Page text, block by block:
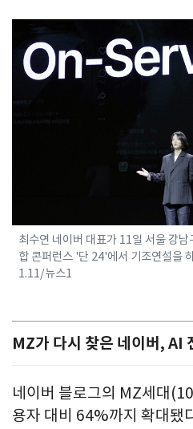
최수연 네이버 대표가 11일 서울 강
합 콘퍼런스 '단 24'에서 기조연설을
1.11/뉴스1
MZ가 다시 찾은 네이버, AI
네이버 블로그의 MZ세대
용자 대비 64%까지 확대됐